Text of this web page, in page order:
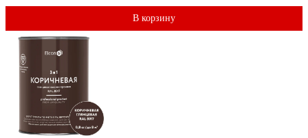
В корзину